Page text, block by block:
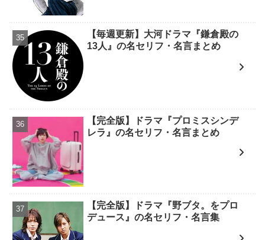
【毎週更新】大河ドラマ『鎌倉殿の
13人』の名セリフ・名言まとめ
【完全版】ドラマ『プロミスシンデ
レラ』の名セリフ・名言まとめ
【完全版】ドラマ『野ブタ。をプロ
デュース』の名セリフ・名言集